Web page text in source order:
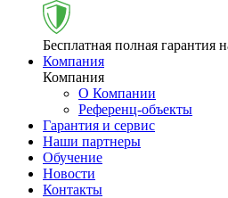
Бесплатная полная гарантия
Компания
Компания
О Компании
Референц-объекты
Гарантия и сервис
Наши партнеры
Обучение
Новости
Контакты